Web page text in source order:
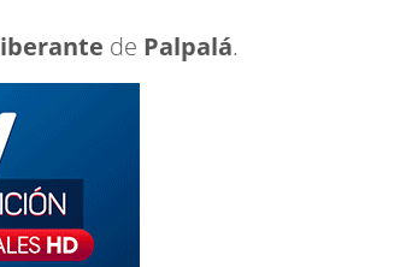
de Palpalá.